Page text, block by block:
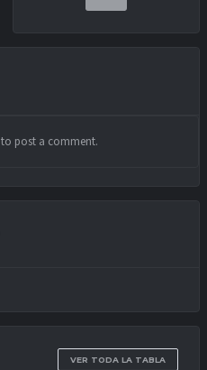
to post a comment.
VER TODA LA TABLA